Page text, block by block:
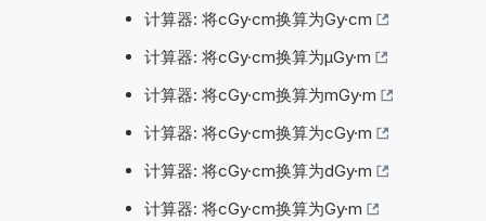
计算器: 将cGy·cm换算为Gy·cm
计算器: 将cGy·cm换算为µGy·m
计算器: 将cGy·cm换算为mGy·m
计算器: 将cGy·cm换算为cGy·m
计算器: 将cGy·cm换算为dGy·m
计算器: 将cGy·cm换算为Gy·m